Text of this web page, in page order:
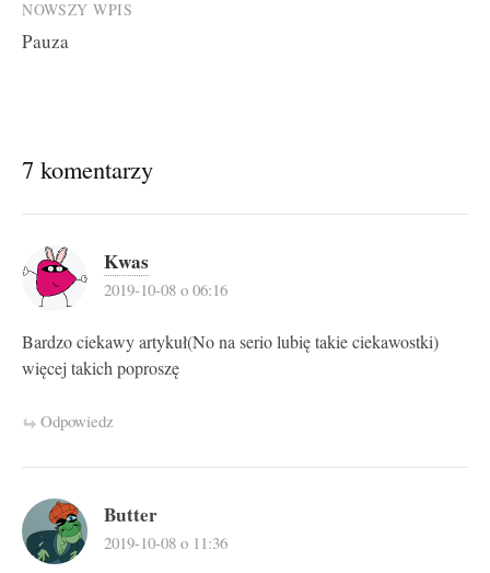
NOWSZY WPIS
Pauza
7 komentarzy
Kwas
2019-10-08 o 06:16
Bardzo ciekawy artykuł(No na serio lubię takie ciekawostki)
więcej takich poproszę
Odpowiedz
Butter
2019-10-08 o 11:36